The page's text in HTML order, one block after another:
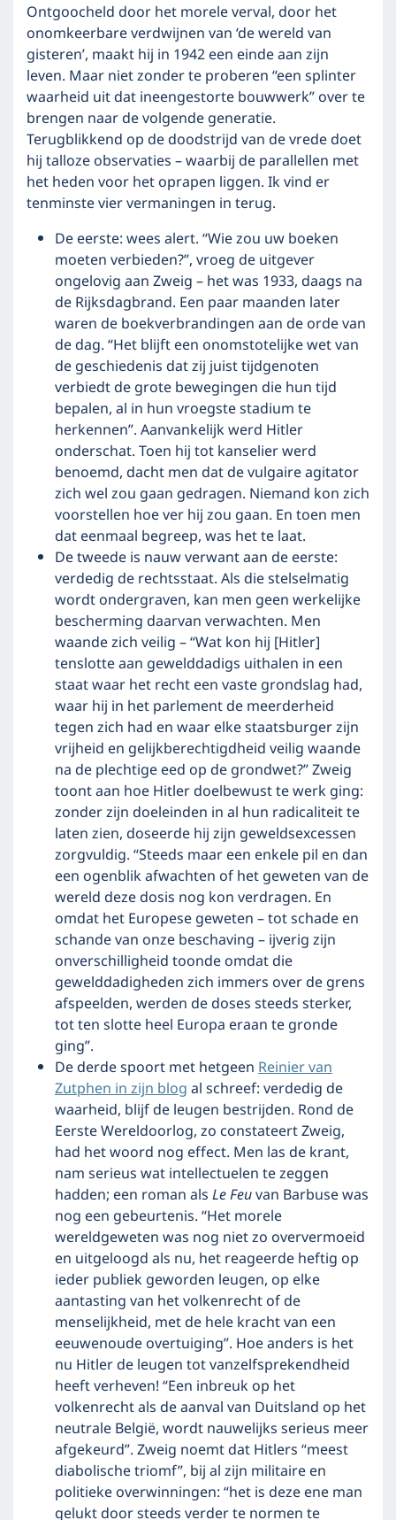
Ontgoocheld door het morele verval, door het
onomkeerbare verdwijnen van ‘de wereld van
gisteren’, maakt hij in 1942 een einde aan zijn
leven. Maar niet zonder te proberen “een splinter
waarheid uit dat ineengestorte bouwwerk” over te
brengen naar de volgende generatie.
Terugblikkend op de doodstrijd van de vrede doet
hij talloze observaties – waarbij de parallellen met
het heden voor het oprapen liggen. Ik vind er
tenminste vier vermaningen in terug.
De eerste: wees alert. “Wie zou uw boeken
moeten verbieden?”, vroeg de uitgever
ongelovig aan Zweig – het was 1933, daags na
de Rijksdagbrand. Een paar maanden later
waren de boekverbrandingen aan de orde van
de dag. “Het blijft een onomstotelijke wet van
de geschiedenis dat zij juist tijdgenoten
verbiedt de grote bewegingen die hun tijd
bepalen, al in hun vroegste stadium te
herkennen”. Aanvankelijk werd Hitler
onderschat. Toen hij tot kanselier werd
benoemd, dacht men dat de vulgaire agitator
zich wel zou gaan gedragen. Niemand kon zich
voorstellen hoe ver hij zou gaan. En toen men
dat eenmaal begreep, was het te laat.
De tweede is nauw verwant aan de eerste:
verdedig de rechtsstaat. Als die stelselmatig
wordt ondergraven, kan men geen werkelijke
bescherming daarvan verwachten. Men
waande zich veilig – “Wat kon hij [Hitler]
tenslotte aan gewelddadigs uithalen in een
staat waar het recht een vaste grondslag had,
waar hij in het parlement de meerderheid
tegen zich had en waar elke staatsburger zijn
vrijheid en gelijkberechtigdheid veilig waande
na de plechtige eed op de grondwet?” Zweig
toont aan hoe Hitler doelbewust te werk ging:
zonder zijn doeleinden in al hun radicaliteit te
laten zien, doseerde hij zijn geweldsexcessen
zorgvuldig. “Steeds maar een enkele pil en dan
een ogenblik afwachten of het geweten van de
wereld deze dosis nog kon verdragen. En
omdat het Europese geweten – tot schade en
schande van onze beschaving – ijverig zijn
onverschilligheid toonde omdat die
gewelddadigheden zich immers over de grens
afspeelden, werden de doses steeds sterker,
tot ten slotte heel Europa eraan te gronde
ging”.
De derde spoort met hetgeenReinier van
Zutphen in zijn blogal schreef: verdedig de
waarheid, blijf de leugen bestrijden. Rond de
Eerste Wereldoorlog, zo constateert Zweig,
had het woord nog effect. Men las de krant,
nam serieus wat intellectuelen te zeggen
hadden; een roman alsLe Feuvan Barbuse was
nog een gebeurtenis. “Het morele
wereldgeweten was nog niet zo oververmoeid
en uitgeloogd als nu, het reageerde heftig op
ieder publiek geworden leugen, op elke
aantasting van het volkenrecht of de
menselijkheid, met de hele kracht van een
eeuwenoude overtuiging”. Hoe anders is het
nu Hitler de leugen tot vanzelfsprekendheid
heeft verheven! “Een inbreuk op het
volkenrecht als de aanval van Duitsland op het
neutrale België, wordt nauwelijks serieus meer
afgekeurd”. Zweig noemt dat Hitlers “meest
diabolische triomf”, bij al zijn militaire en
politieke overwinningen: “het is deze ene man
gelukt door steeds verder te normen te